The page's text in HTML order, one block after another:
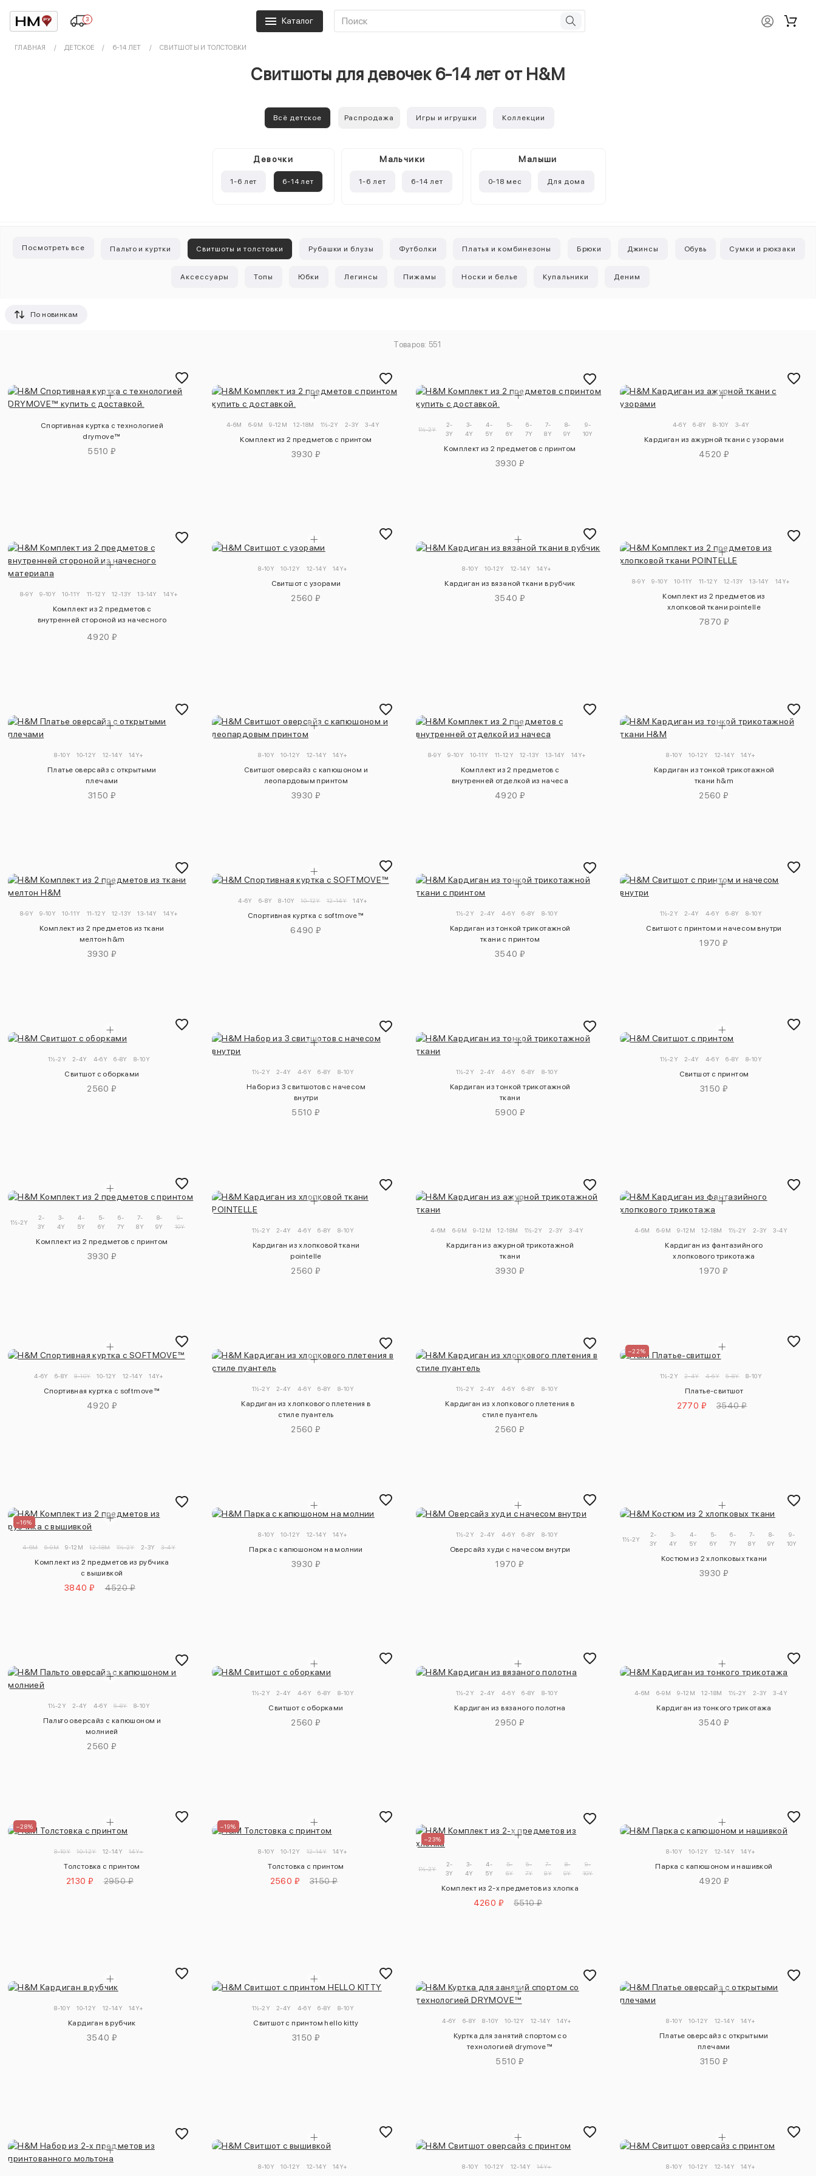
3 Каталог
ГЛАВНАЯ ДЕТСКОЕ 6-14 ЛЕТ СВИТШОТЫ И ТОЛСТОВКИ
Свитшоты для девочек 6-14 лет от H&M
Всё детское Распродажа Игры и игрушки Коллекции
Девочки
1-6 лет 6-14 лет
Mальчики
1-6 лет 6-14 лет
Малыши
0-18 мес Для дома
Посмотреть все Пальто и куртки Свитшоты и толстовки Рубашки и блузы Футболки Платья и комбинезоны Брюки Джинсы Обувь Сумки и рюкзаки
Аксессуары Топы Юбки Легинсы Пижамы Носки и белье Купальники Деним
По новинкам
Товаров: 551
Спортивная куртка с технологией
drymove™
5510 ₽
4-6M 6-9M 9-12M 12-18M 1½-2Y 2-3Y 3-4Y
Комплект из 2 предметов с принтом
3930 ₽
1½-2Y
2-
3Y
3-
4Y
4-
5Y
5-
6Y
6-
7Y
7-
8Y
8-
9Y
9-
10Y
Комплект из 2 предметов с принтом
3930 ₽
4-6Y 6-8Y 8-10Y 3-4Y
Кардиган из ажурной ткани с узорами
4520 ₽
8-9Y 9-10Y 10-11Y 11-12Y 12-13Y 13-14Y 14Y+
Комплект из 2 предметов с
внутренней стороной из начесного
4920 ₽
8-10Y 10-12Y 12-14Y 14Y+
Свитшот с узорами
2560 ₽
8-10Y 10-12Y 12-14Y 14Y+
Кардиган из вязаной ткани в рубчик
3540 ₽
8-9Y 9-10Y 10-11Y 11-12Y 12-13Y 13-14Y 14Y+
Комплект из 2 предметов из
хлопковой ткани pointelle
7870 ₽
8-10Y 10-12Y 12-14Y 14Y+
Платье оверсайз с открытыми
плечами
3150 ₽
8-10Y 10-12Y 12-14Y 14Y+
Свитшот оверсайз с капюшоном и
леопардовым принтом
3930 ₽
8-9Y 9-10Y 10-11Y 11-12Y 12-13Y 13-14Y 14Y+
Комплект из 2 предметов с
внутренней отделкой из начеса
4920 ₽
8-10Y 10-12Y 12-14Y 14Y+
Кардиган из тонкой трикотажной
ткани h&m
2560 ₽
8-9Y 9-10Y 10-11Y 11-12Y 12-13Y 13-14Y 14Y+
Комплект из 2 предметов из ткани
мелтон h&m
3930 ₽
4-6Y 6-8Y 8-10Y 10-12Y 12-14Y 14Y+
Спортивная куртка с softmove™
6490 ₽
1½-2Y 2-4Y 4-6Y 6-8Y 8-10Y
Кардиган из тонкой трикотажной
ткани с принтом
3540 ₽
1½-2Y 2-4Y 4-6Y 6-8Y 8-10Y
Свитшот с принтом и начесом внутри
1970 ₽
1½-2Y 2-4Y 4-6Y 6-8Y 8-10Y
Свитшот с оборками
2560 ₽
1½-2Y 2-4Y 4-6Y 6-8Y 8-10Y
Набор из 3 свитшотов с начесом
внутри
5510 ₽
1½-2Y 2-4Y 4-6Y 6-8Y 8-10Y
Кардиган из тонкой трикотажной
ткани
5900 ₽
1½-2Y 2-4Y 4-6Y 6-8Y 8-10Y
Свитшот с принтом
3150 ₽
1½-2Y
2-
3Y
3-
4Y
4-
5Y
5-
6Y
6-
7Y
7-
8Y
8-
9Y
9-
10Y
Комплект из 2 предметов с принтом
3930 ₽
1½-2Y 2-4Y 4-6Y 6-8Y 8-10Y
Кардиган из хлопковой ткани
pointelle
2560 ₽
4-6M 6-9M 9-12M 12-18M 1½-2Y 2-3Y 3-4Y
Кардиган из ажурной трикотажной
ткани
3930 ₽
4-6M 6-9M 9-12M 12-18M 1½-2Y 2-3Y 3-4Y
Кардиган из фантазийного
хлопкового трикотажа
1970 ₽
4-6Y 6-8Y 8-10Y 10-12Y 12-14Y 14Y+
Спортивная куртка с softmove™
4920 ₽
1½-2Y 2-4Y 4-6Y 6-8Y 8-10Y
Кардиган из хлопкового плетения в
стиле пуантель
2560 ₽
1½-2Y 2-4Y 4-6Y 6-8Y 8-10Y
Кардиган из хлопкового плетения в
стиле пуантель
2560 ₽
–22%
1½-2Y 2-4Y 4-6Y 6-8Y 8-10Y
Платье-свитшот
2770 ₽ 3540 ₽
–16%
4-6M 6-9M 9-12M 12-18M 1½-2Y 2-3Y 3-4Y
Комплект из 2 предметов из рубчика
с вышивкой
3840 ₽ 4520 ₽
8-10Y 10-12Y 12-14Y 14Y+
Парка с капюшоном на молнии
3930 ₽
1½-2Y 2-4Y 4-6Y 6-8Y 8-10Y
Оверсайз худи с начесом внутри
1970 ₽
1½-2Y
2-
3Y
3-
4Y
4-
5Y
5-
6Y
6-
7Y
7-
8Y
8-
9Y
9-
10Y
Костюм из 2 хлопковых ткани
3930 ₽
1½-2Y 2-4Y 4-6Y 6-8Y 8-10Y
Пальто оверсайз с капюшоном и
молнией
2560 ₽
1½-2Y 2-4Y 4-6Y 6-8Y 8-10Y
Свитшот с оборками
2560 ₽
1½-2Y 2-4Y 4-6Y 6-8Y 8-10Y
Кардиган из вязаного полотна
2950 ₽
4-6M 6-9M 9-12M 12-18M 1½-2Y 2-3Y 3-4Y
Кардиган из тонкого трикотажа
3540 ₽
–28%
8-10Y 10-12Y 12-14Y 14Y+
Толстовка с принтом
2130 ₽ 2950 ₽
–19%
8-10Y 10-12Y 12-14Y 14Y+
Толстовка с принтом
2560 ₽ 3150 ₽
–23%
1½-2Y
2-
3Y
3-
4Y
4-
5Y
5-
6Y
6-
7Y
7-
8Y
8-
9Y
9-
10Y
Комплект из 2-х предметов из хлопка
4260 ₽ 5510 ₽
8-10Y 10-12Y 12-14Y 14Y+
Парка с капюшоном и нашивкой
4920 ₽
8-10Y 10-12Y 12-14Y 14Y+
Кардиган в рубчик
3540 ₽
1½-2Y 2-4Y 4-6Y 6-8Y 8-10Y
Свитшот с принтом hello kitty
3150 ₽
4-6Y 6-8Y 8-10Y 10-12Y 12-14Y 14Y+
Куртка для занятий спортом со
технологией drymove™
5510 ₽
8-10Y 10-12Y 12-14Y 14Y+
Платье оверсайз с открытыми
плечами
3150 ₽
8-10Y 10-12Y 12-14Y 14Y+ 8-10Y 10-12Y 12-14Y 14Y+ 8-10Y 10-12Y 12-14Y 14Y+